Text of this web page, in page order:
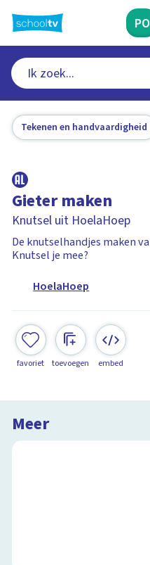
naar
hoofdinhoud
PO
Tekenen en handvaardigheid
Gieter maken
Knutsel uit HoelaHoep
De knutselhandjes maken
Knutsel je mee?
HoelaHoep
favoriet toevoegen embed
Meer